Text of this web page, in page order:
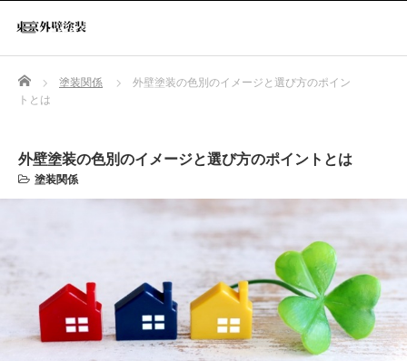
Home 塗装関係
外壁塗装の色別のイメージと選び方のポイン
トとは
外壁塗装の色別のイメージと選び方のポイントとは
塗装関係